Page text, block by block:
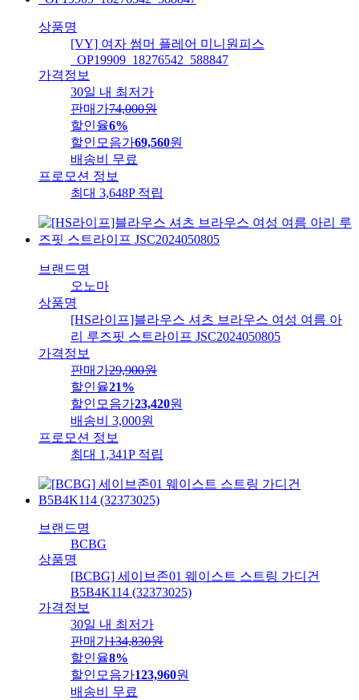
상품명
[VY] 여자 썸머 플레어 미니원피스
_OP19909_18276542_588847
가격정보
30일 내 최저가
판매가74,000원
할인율6%
할인모음가69,560원
배송비
무료
프로모션 정보
최대 3,648P 적립
브랜드명
오노마
상품명
[HS라이프]블라우스 셔츠 브라우스 여성 여름 아
리 루즈핏 스트라이프 JSC2024050805
가격정보
판매가29,900원
할인율21%
할인모음가23,420원
배송비
3,000원
프로모션 정보
최대 1,341P 적립
브랜드명
BCBG
상품명
[BCBG] 세이브존01 웨이스트 스트링 가디건
B5B4K114 (32373025)
가격정보
30일 내 최저가
판매가134,830원
할인율8%
할인모음가123,960원
배송비
무료